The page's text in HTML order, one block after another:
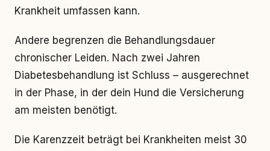
Krankheit umfassen kann.
Andere begrenzen die Behandlungsdauer
chronischer Leiden. Nach zwei Jahren
Diabetesbehandlung ist Schluss – ausgerechnet
in der Phase, in der dein Hund die Versicherung
am meisten benötigt.
Die Karenzzeit beträgt bei Krankheiten meist 30